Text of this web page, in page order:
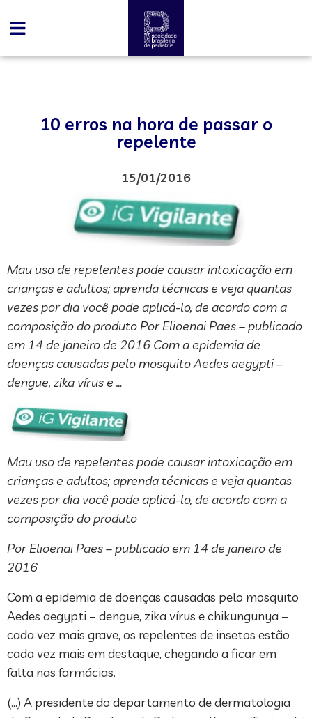
10 erros na hora de passar o
repelente
15/01/2016
Mau uso de repelentes pode causar intoxicação em
crianças e adultos; aprenda técnicas e veja quantas
vezes por dia você pode aplicá-lo, de acordo com a
composição do produto Por Elioenai Paes – publicado
em 14 de janeiro de 2016 Com a epidemia de
doenças causadas pelo mosquito Aedes aegypti –
dengue, zika vírus e …
Mau uso de repelentes pode causar intoxicação em
crianças e adultos; aprenda técnicas e veja quantas
vezes por dia você pode aplicá-lo, de acordo com a
composição do produto
Por Elioenai Paes – publicado em 14 de janeiro de
2016
Com a epidemia de doenças causadas pelo mosquito
Aedes aegypti – dengue, zika vírus e chikungunya –
cada vez mais grave, os repelentes de insetos estão
cada vez mais em destaque, chegando a ficar em
falta nas farmácias.
(…) A presidente do departamento de dermatologia